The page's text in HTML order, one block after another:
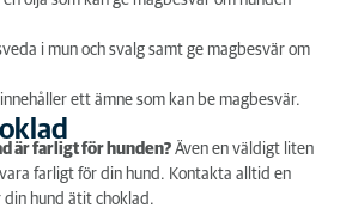
i mun och svalg samt ge magbesvär om
ett ämne som kan be magbesvär.
är farligt för hunden? Även en väldigt liten
farligt för din hund. Kontakta alltid en
hund ätit choklad.